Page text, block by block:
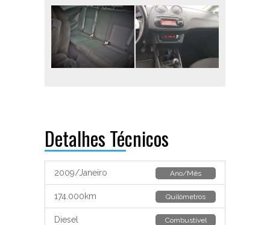
Detalhes Técnicos
Ano/Mês
2009/Janeiro
Quilómetros
174.000km
Combustível
Diesel